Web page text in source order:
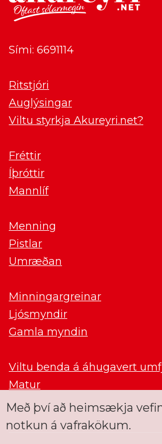
Sími: 6691114
Ritstjóri
Auglýsingar
Viltu styrkja Akureyri.net?
Fréttir
Íþróttir
Mannlíf
Menning
Pistlar
Umræðan
Minningargreinar
Ljósmyndir
Gamla myndin
Viltu benda á áhugavert
Matur
Með því að heimsækja
notkun á vafrakökum.